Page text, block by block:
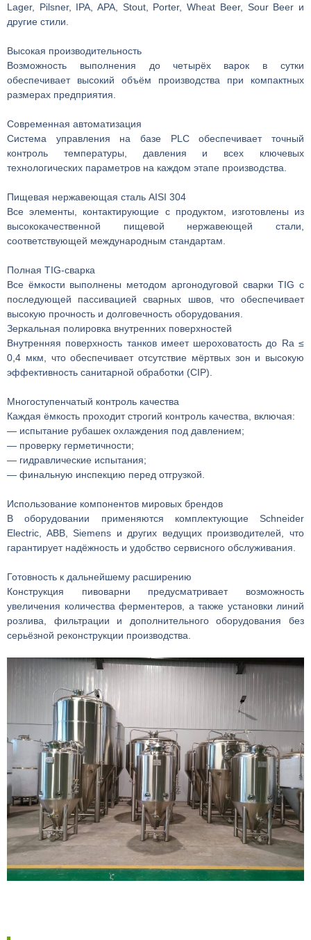
Lager, Pilsner, IPA, APA, Stout, Porter, Wheat Beer, Sour Beer и
другие стили.
Высокая производительность
Возможность выполнения до четырёх варок в сутки
обеспечивает высокий объём производства при компактных
размерах предприятия.
Современная автоматизация
Система управления на базе PLC обеспечивает точный
контроль температуры, давления и всех ключевых
технологических параметров на каждом этапе производства.
Пищевая нержавеющая сталь AISI 304
Все элементы, контактирующие с продуктом, изготовлены из
высококачественной пищевой нержавеющей стали,
соответствующей международным стандартам.
Полная TIG-сварка
Все ёмкости выполнены методом аргонодуговой сварки TIG с
последующей пассивацией сварных швов, что обеспечивает
высокую прочность и долговечность оборудования.
Зеркальная полировка внутренних поверхностей
Внутренняя поверхность танков имеет шероховатость до Ra ≤
0,4 мкм, что обеспечивает отсутствие мёртвых зон и высокую
эффективность санитарной обработки (CIP).
Многоступенчатый контроль качества
Каждая ёмкость проходит строгий контроль качества, включая:
— испытание рубашек охлаждения под давлением;
— проверку герметичности;
— гидравлические испытания;
— финальную инспекцию перед отгрузкой.
Использование компонентов мировых брендов
В оборудовании применяются комплектующие Schneider
Electric, ABB, Siemens и других ведущих производителей, что
гарантирует надёжность и удобство сервисного обслуживания.
Готовность к дальнейшему расширению
Конструкция пивоварни предусматривает возможность
увеличения количества ферментеров, а также установки линий
розлива, фильтрации и дополнительного оборудования без
серьёзной реконструкции производства.